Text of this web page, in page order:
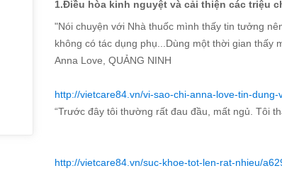
1.Điều hòa kinh nguyệt và cải thiện các triệu
"Nói chuyện với Nhà thuốc mình thấy tin tưởng
không có tác dụng phụ...Dùng một thời gian thấy
Anna Love, QUẢNG NINH
http://vietcare84.vn/vi-sao-chi-anna-love-tin-
“Trước đây tôi thường rất đau đầu, mất ngủ. Tôi
http://vietcare84.vn/suc-khoe-tot-len-rat-nhieu/